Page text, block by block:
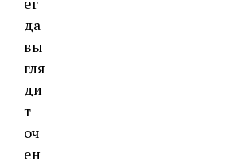
да
вы
гля
ди
т
оч
ен